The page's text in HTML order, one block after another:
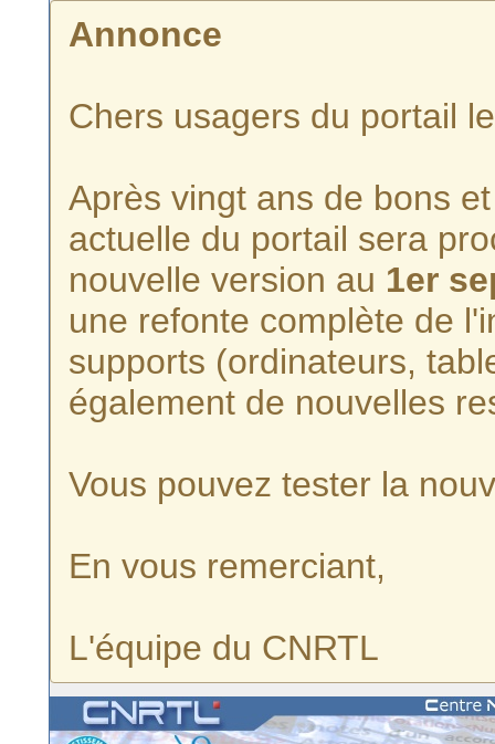
Annonce
Chers usagers du portail
Après vingt ans de bons
actuelle du portail sera
nouvelle version au 1er
une refonte complète de
supports (ordinateurs,
également de nouvelles
Vous pouvez tester la
En vous remerciant,
L'équipe du CNRTL